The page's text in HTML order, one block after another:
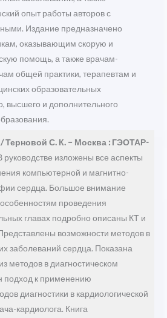
опыт работы авторов с
Издание предназначено
оказывающим скорую и
помощь, а также врачам-
общей практики, терапевтам и
образовательных
высшего и дополнительного
Терновой С. К. – Москва : ГЭОТАР-
руководстве изложены все аспекты
компьютерной и магнитно-
сердца. Большое внимание
проведения
главах подробно описаны КТ и
возможности методов в
заболеваний сердца. Показана
методов в диагностическом
подход к применению
диагностики в кардиологической
кардиолога. Книга